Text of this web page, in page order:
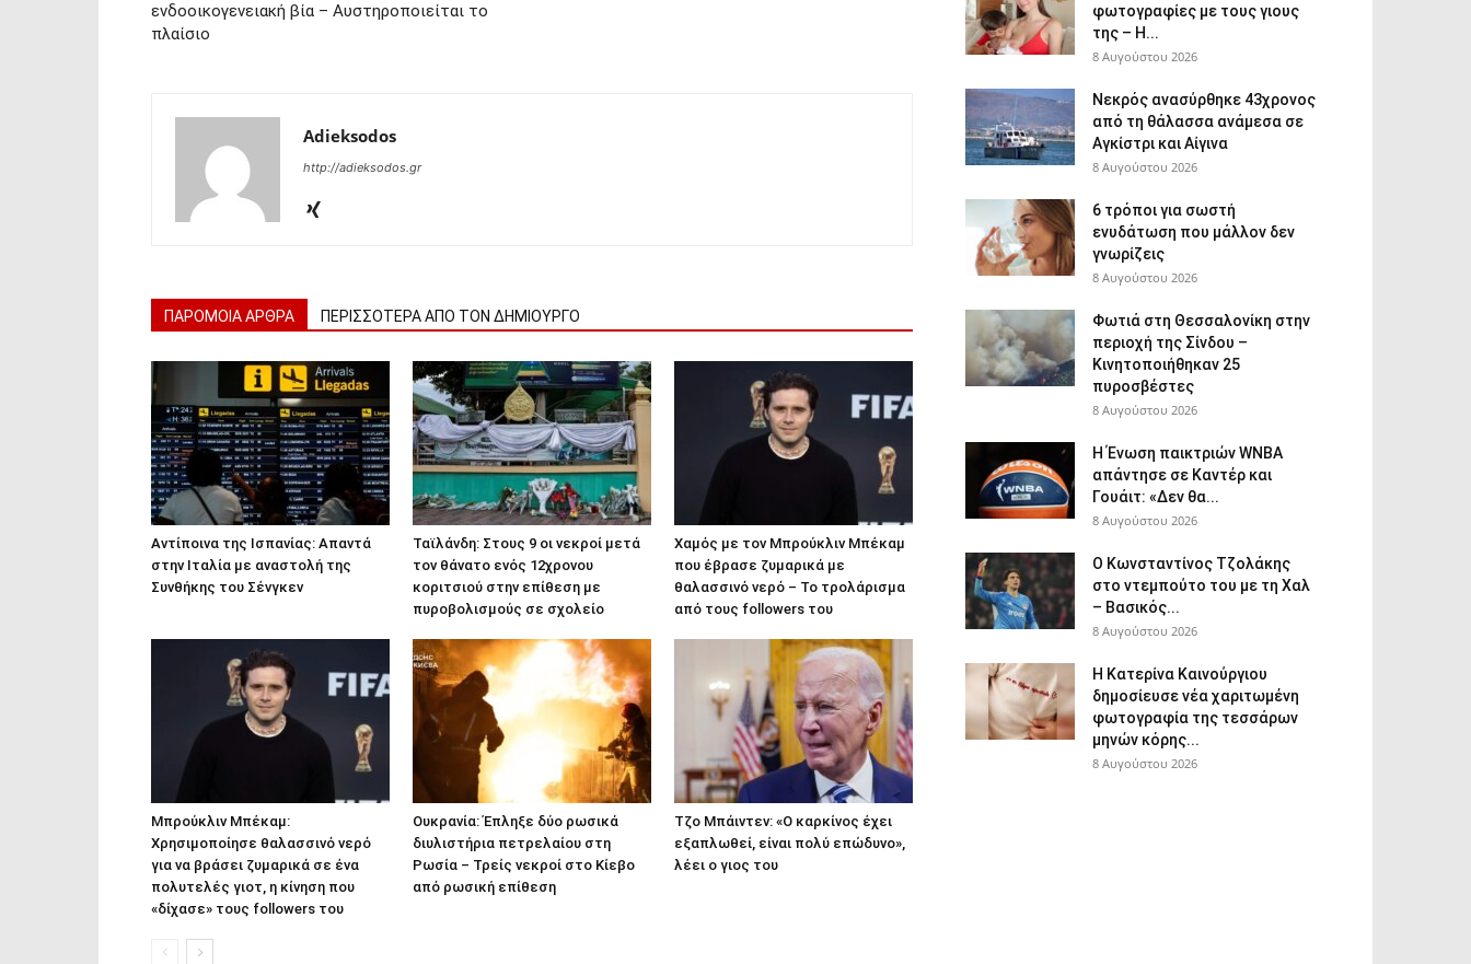
ενδοοικογενειακή βία – Αυστηροποιείται το
πλαίσιο
Adieksodos
http://adieksodos.gr
ΠΑΡΟΜΟΙΑ ΑΡΘΡΑ ΠΕΡΙΣΣΟΤΕΡΑ ΑΠΟ ΤΟΝ ΔΗΜΙΟΥΡΓΟ
Αντίποινα της Ισπανίας: Απαντά
στην Ιταλία με αναστολή της
Συνθήκης του Σένγκεν
Ταϊλάνδη: Στους 9 οι νεκροί μετά
τον θάνατο ενός 12χρονου
κοριτσιού στην επίθεση με
πυροβολισμούς σε σχολείο
Χαμός με τον Μπρούκλιν Μπέκαμ
που έβρασε ζυμαρικά με
θαλασσινό νερό – Το τρολάρισμα
από τους followers του
Μπρούκλιν Μπέκαμ:
Χρησιμοποίησε θαλασσινό νερό
για να βράσει ζυμαρικά σε ένα
πολυτελές γιοτ, η κίνηση που
«δίχασε» τους followers του
Ουκρανία: Έπληξε δύο ρωσικά
διυλιστήρια πετρελαίου στη
Ρωσία – Τρείς νεκροί στο Κίεβο
από ρωσική επίθεση
Τζο Μπάιντεν: «Ο καρκίνος έχει
εξαπλωθεί, είναι πολύ επώδυνο»,
λέει ο γιος του
φωτογραφίες με τους γιους
της – Η...
8 Αυγούστου 2026
Νεκρός ανασύρθηκε 43χρονος
από τη θάλασσα ανάμεσα σε
Αγκίστρι και Αίγινα
8 Αυγούστου 2026
6 τρόποι για σωστή
ενυδάτωση που μάλλον δεν
γνωρίζεις
8 Αυγούστου 2026
Φωτιά στη Θεσσαλονίκη στην
περιοχή της Σίνδου –
Κινητοποιήθηκαν 25
πυροσβέστες
8 Αυγούστου 2026
Η Ένωση παικτριών WNBA
απάντησε σε Καντέρ και
Γουάιτ: «Δεν θα...
8 Αυγούστου 2026
Ο Κωνσταντίνος Τζολάκης
στο ντεμπούτο του με τη Χαλ
– Βασικός...
8 Αυγούστου 2026
Η Κατερίνα Καινούργιου
δημοσίευσε νέα χαριτωμένη
φωτογραφία της τεσσάρων
μηνών κόρης...
8 Αυγούστου 2026